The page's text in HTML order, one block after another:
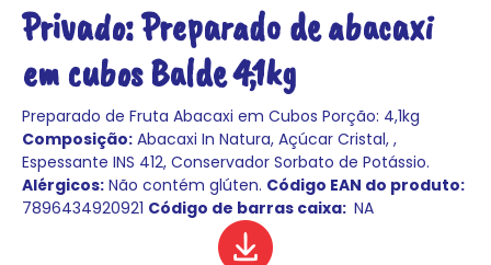
Privado: Preparado de abacaxi
em cubos Balde 4,1kg
Preparado de Fruta Abacaxi em Cubos Porção: 4,1kg
Composição: Abacaxi In Natura, Açúcar Cristal, ,
Espessante INS 412, Conservador Sorbato de Potássio.
Alérgicos: Não contém glúten. Código EAN do produto:
7896434920921 Código de barras caixa: NA